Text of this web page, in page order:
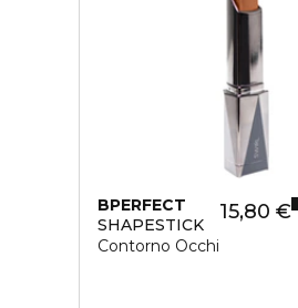
BPERFECT
SHAPESTICK
Contorno Occhi
15,80 €